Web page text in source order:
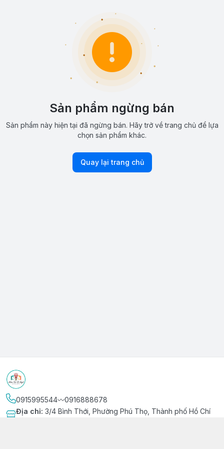
Sản phẩm ngừng bán
Sản phẩm này hiện tại đã ngừng bán. Hãy trở về trang chủ để lựa
chọn sản phẩm khác.
Quay lại trang chủ
0915995544〰️0916888678
Địa chỉ: 3/4 Bình Thới, Phường Phú Thọ, Thành phố Hồ Chí